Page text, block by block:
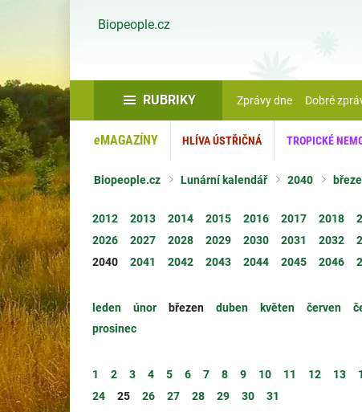
Biopeople.cz
RUBRIKY Zprávy dne Dobré
eMAGAZÍNY HLÍVA ÚSTŘIČNÁ TROPICKÉ
Biopeople.cz Lunární kalendář 2040
2012 2013 2014 2015 2016 2017 2018
2026
2027 2028 2029 2030 2031 2032
2040
2041 2042 2043 2044 2045 2046
leden únor březen duben květen červen
prosinec
1 2 3 4 5 6 7 8 9 10 11 12 13
24
25 26 27 28 29 30 31